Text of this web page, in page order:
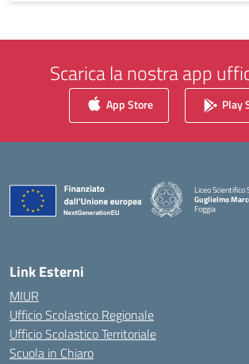
Scarica la nostra app
App Store Play
Liceo Scientifico
Guglielmo
Foggia
Link Esterni
MIUR
Ufficio Scolastico Regionale
Ufficio Scolastico Territoriale
Scuola in Chiaro